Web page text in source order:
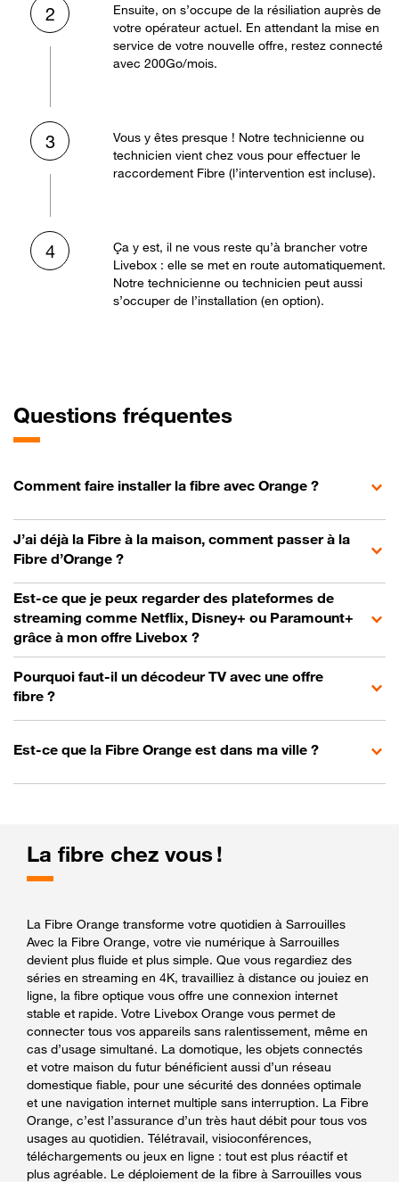
2
Ensuite, on s’occupe de la résiliation auprès de
votre opérateur actuel. En attendant la mise en
service de votre nouvelle offre, restez connecté
avec 200Go/mois.
3
Vous y êtes presque ! Notre technicienne ou
technicien vient chez vous pour effectuer le
raccordement Fibre (l’intervention est incluse).
4
Ça y est, il ne vous reste qu’à brancher votre
Livebox : elle se met en route automatiquement.
Notre technicienne ou technicien peut aussi
s’occuper de l’installation (en option).
Questions fréquentes
Comment faire installer la fibre avec Orange ?
J’ai déjà la Fibre à la maison, comment passer à la
Fibre d’Orange ?
Est-ce que je peux regarder des plateformes de
streaming comme Netflix, Disney+ ou Paramount+
grâce à mon offre Livebox ?
Pourquoi faut-il un décodeur TV avec une offre
fibre ?
Est-ce que la Fibre Orange est dans ma ville ?
La fibre chez vous !
La Fibre Orange transforme votre quotidien à Sarrouilles
Avec la Fibre Orange, votre vie numérique à Sarrouilles
devient plus fluide et plus simple. Que vous regardiez des
séries en streaming en 4K, travailliez à distance ou jouiez en
ligne, la fibre optique vous offre une connexion internet
stable et rapide. Votre Livebox Orange vous permet de
connecter tous vos appareils sans ralentissement, même en
cas d’usage simultané. La domotique, les objets connectés
et votre maison du futur bénéficient aussi d’un réseau
domestique fiable, pour une sécurité des données optimale
et une navigation internet multiple sans interruption. La Fibre
Orange, c’est l’assurance d’un très haut débit pour tous vos
usages au quotidien. Télétravail, visioconférences,
téléchargements ou jeux en ligne : tout est plus réactif et
plus agréable. Le déploiement de la fibre à Sarrouilles vous